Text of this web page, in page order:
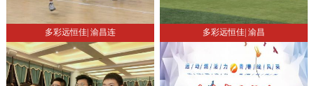
多彩远恒佳| 渝昌
多彩远恒佳| 渝昌连